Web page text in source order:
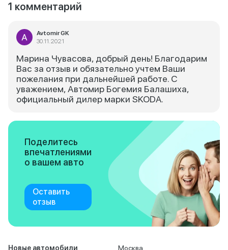
1 комментарий
Avtomir GK
30.11.2021
Марина Чувасова, добрый день! Благодарим
Вас за отзыв и обязательно учтем Ваши
пожелания при дальнейшей работе. С
уважением, Автомир Богемия Балашиха,
официальный дилер марки SKODA.
Поделитесь
впечатлениями
о вашем авто
Оставить
отзыв
Новые автомобили
Москва